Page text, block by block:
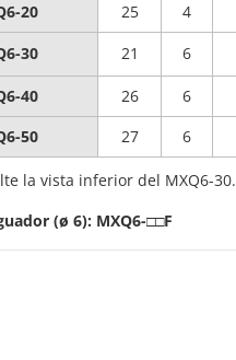
20
25 4
30
21 6
40 26 6
50
27 6
la vista inferior del MXQ6-30.
(ø 6): MXQ6-□□F